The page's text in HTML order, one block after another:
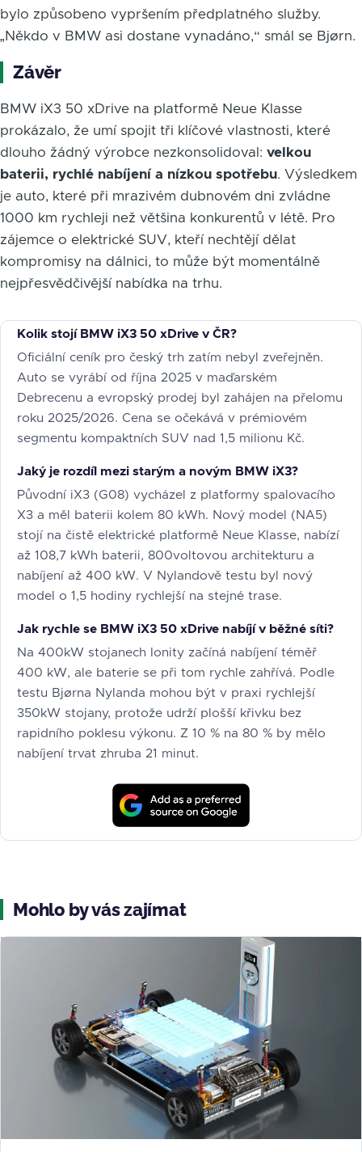
bylo způsobeno vypršením předplatného služby.
„Někdo v BMW asi dostane vynadáno,“ smál se Bjørn.
Závěr
BMW iX3 50 xDrive na platformě Neue Klasse
prokázalo, že umí spojit tři klíčové vlastnosti, které
dlouho žádný výrobce nezkonsolidoval: velkou
baterii, rychlé nabíjení a nízkou spotřebu. Výsledkem
je auto, které při mrazivém dubnovém dni zvládne
1000 km rychleji než většina konkurentů v létě. Pro
zájemce o elektrické SUV, kteří nechtějí dělat
kompromisy na dálnici, to může být momentálně
nejpřesvědčivější nabídka na trhu.
Kolik stojí BMW iX3 50 xDrive v ČR?
Oficiální ceník pro český trh zatím nebyl zveřejněn.
Auto se vyrábí od října 2025 v maďarském
Debrecenu a evropský prodej byl zahájen na přelomu
roku 2025/2026. Cena se očekává v prémiovém
segmentu kompaktních SUV nad 1,5 milionu Kč.
Jaký je rozdíl mezi starým a novým BMW iX3?
Původní iX3 (G08) vycházel z platformy spalovacího
X3 a měl baterii kolem 80 kWh. Nový model (NA5)
stojí na čistě elektrické platformě Neue Klasse, nabízí
až 108,7 kWh baterii, 800voltovou architekturu a
nabíjení až 400 kW. V Nylandově testu byl nový
model o 1,5 hodiny rychlejší na stejné trase.
Jak rychle se BMW iX3 50 xDrive nabíjí v běžné síti?
Na 400kW stojanech Ionity začíná nabíjení téměř
400 kW, ale baterie se při tom rychle zahřívá. Podle
testu Bjørna Nylanda mohou být v praxi rychlejší
350kW stojany, protože udrží plošší křivku bez
rapidního poklesu výkonu. Z 10 % na 80 % by mělo
nabíjení trvat zhruba 21 minut.
Mohlo by vás zajímat